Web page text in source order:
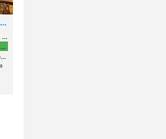
Сауна на Рязанском проспекте